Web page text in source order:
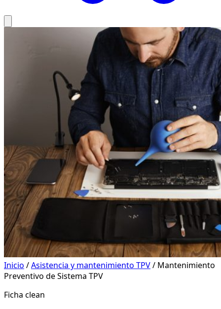
Inicio /Asistencia y mantenimiento TPV/ Mantenimiento
Preventivo de Sistema TPV
Ficha clean